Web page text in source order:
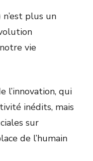
plus un
vie
l’innovation, qui
inédits, mais
sur
de l’humain